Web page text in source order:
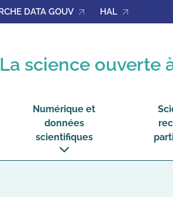
DATA GOUV HAL
La science ouverte
Numérique et
données
scientifiques
voir